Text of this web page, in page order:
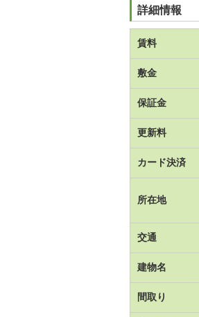
詳細情報
賃料
敷金
保証金
更新料
カード決済
所在地
交通
建物名
間取り